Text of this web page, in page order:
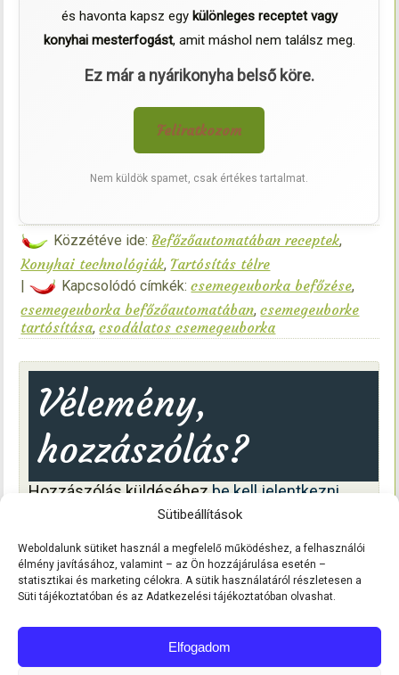
Sütibeállítások
Weboldalunk sütiket használ a megfelelő működéshez, a felhasználói
élmény javításához, valamint – az Ön hozzájárulása esetén –
statisztikai és marketing célokra. A sütik használatáról részletesen a
Süti tájékoztatóban és az Adatkezelési tájékoztatóban olvashat.
Elfogadom
és havonta kapsz egy különleges receptet vagy
konyhai mesterfogást, amit máshol nem találsz meg.
Ez már a nyárikonyha belső köre.
Feliratkozom
Nem küldök spamet, csak értékes tartalmat.
Közzétéve ide: Befőzőautomatában receptek,
Konyhai technológiák, Tartósítás télre
| Kapcsolódó címkék: csemegeuborka befőzése,
csemegeuborka befőzőautomatában,csemegeuborke
tartósítása,csodálatos csemegeuborka
Vélemény,
hozzászólás?
Hozzászólás küldéséhezbe kell jelentkezni.
A katángkóró csodálatos hatásai!